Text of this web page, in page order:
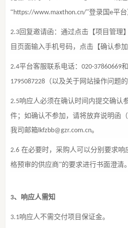
“https://www.maxthon.cn/”登录国 e平台
2.3 回复邀请函 ：通过点击【项目管理】
目页面输入手机号码，点击【确认参加
2.4平台客服联系电话： 020-37860669和
1795087228 （以及关于网站操作问题的
2.5响应人必须在确认时间内提交确认
件；如确认不参加，请将放弃说明函
我司邮箱lkfzbb@gzr.com.cn。
2.6 在必要时，采购人 可以分别要求响
格预审的供应商”的要求进行书面澄清。
3、 响应人需知
3.1响应人不需交付项目保证金。